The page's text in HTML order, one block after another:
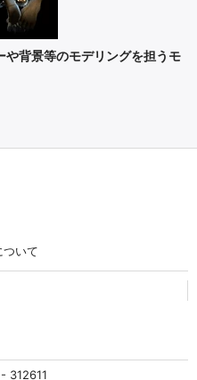
や背景等のモデリングを担うモ
いて
312611